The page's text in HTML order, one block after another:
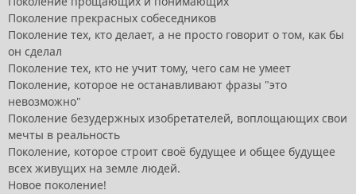
Поколение прекрасных собеседников
Поколение тех, кто делает, а не просто говорит о том, как бы
он сделал
Поколение тех, кто не учит тому, чего сам не умеет
Поколение, которое не останавливают фразы "это
невозможно"
Поколение безудержных изобретателей, воплощающих свои
мечты в реальность
Поколение, которое строит своё будущее и общее будущее
всех живущих на земле людей.
Новое поколение!